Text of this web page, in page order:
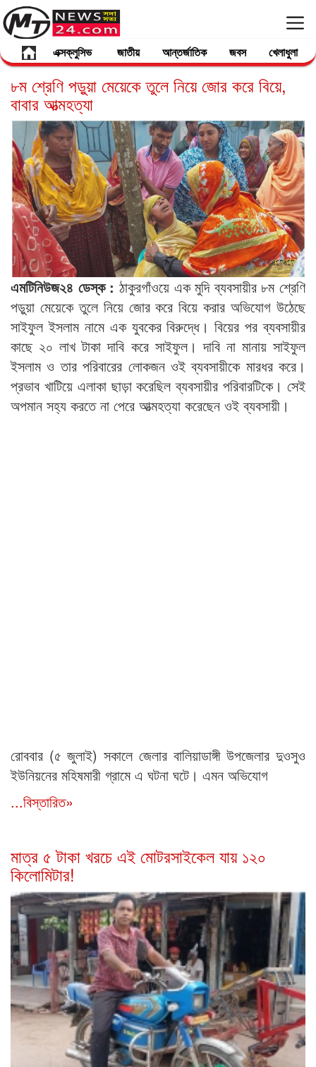
এক্সক্লুসিভ জাতীয় আন্তর্জাতিক জবস খেলাধুলা
৮ম শ্রেণি পড়ুয়া মেয়েকে তুলে নিয়ে জোর করে বিয়ে,
বাবার আত্মহত্যা
এমটিনিউজ২৪ ডেস্ক : ঠাকুরগাঁওয়ে এক মুদি ব্যবসায়ীর ৮ম শ্রেণি
পড়ুয়া মেয়েকে তুলে নিয়ে জোর করে বিয়ে করার অভিযোগ উঠেছে
সাইফুল ইসলাম নামে এক যুবকের বিরুদ্ধে। বিয়ের পর ব্যবসায়ীর
কাছে ২০ লাখ টাকা দাবি করে সাইফুল। দাবি না মানায় সাইফুল
ইসলাম ও তার পরিবারের লোকজন ওই ব্যবসায়ীকে মারধর করে।
প্রভাব খাটিয়ে এলাকা ছাড়া করেছিল ব্যবসায়ীর পরিবারটিকে। সেই
অপমান সহ্য করতে না পেরে আত্মহত্যা করেছেন ওই ব্যবসায়ী।
রোববার (৫ জুলাই) সকালে জেলার বালিয়াডাঙ্গী উপজেলার দুওসুও
ইউনিয়নের মহিষমারী গ্রামে এ ঘটনা ঘটে। এমন অভিযোগ
...বিস্তারিত»
মাত্র ৫ টাকা খরচে এই মোটরসাইকেল যায় ১২০
কিলোমিটার!